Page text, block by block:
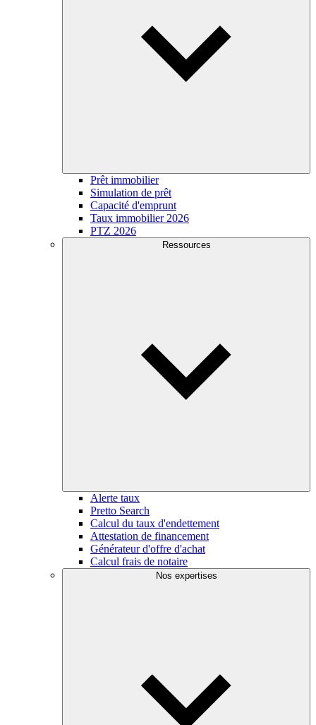
Prêt immobilier
Simulation de prêt
Capacité d'emprunt
Taux immobilier 2026
PTZ 2026
Ressources
Alerte taux
Pretto Search
Calcul du taux d'endettement
Attestation de financement
Générateur d'offre d'achat
Calcul frais de notaire
Nos expertises